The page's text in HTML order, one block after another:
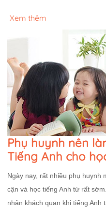
Xem thêm
Phụ huynh nên
Tiếng Anh cho
Ngày nay, rất nhiều phụ huynh
cận và học tiếng Anh từ rất
nhân khách quan khi tiếng